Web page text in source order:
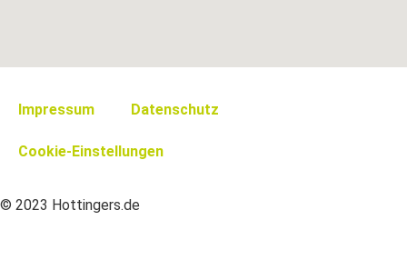
Impressum Datenschutz
Cookie-Einstellungen
© 2023 Hottingers.de